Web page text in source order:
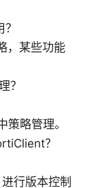
，某些功能
？
略管理。
？
行版本控制